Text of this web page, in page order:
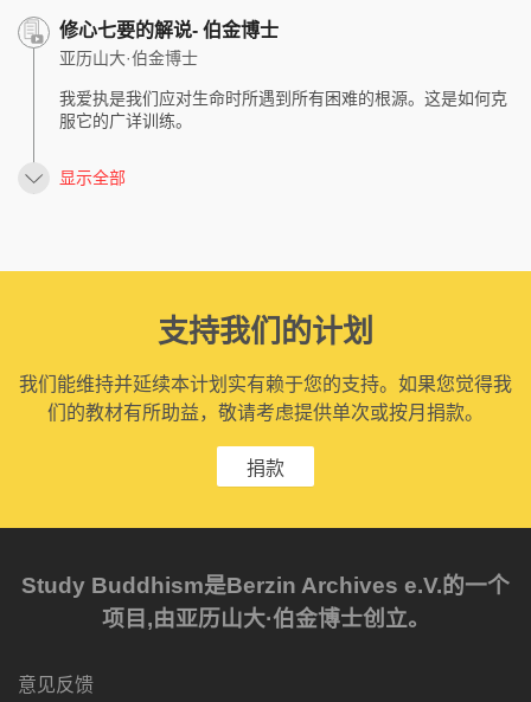
修心七要的解说- 伯金博士
亚历山大·伯金博士
我爱执是我们应对生命时所遇到所有困难的根源。这是如何克
服它的广详训练。
显示全部
支持我们的计划
我们能维持并延续本计划实有赖于您的支持。如果您觉得我
们的教材有所助益，敬请考虑提供单次或按月捐款。
捐款
Study Buddhism是Berzin Archives e.V.的一个
项目,由亚历山大·伯金博士创立。
意见反馈